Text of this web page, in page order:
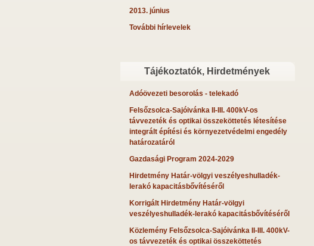
2013. június
További hírlevelek
Tájékoztatók, Hirdetmények
Adóövezeti besorolás - telekadó
Felsőzsolca-Sajóivánka II-III. 400kV-os
távvezeték és optikai összeköttetés létesítése
integrált építési és környezetvédelmi engedély
határozatáról
Gazdasági Program 2024-2029
Hirdetmény Határ-völgyi veszélyeshulladék-
lerakó kapacitásbővítéséről
Korrigált Hirdetmény Határ-völgyi
veszélyeshulladék-lerakó kapacitásbővítéséről
Közlemény Felsőzsolca-Sajóivánka II-III. 400kV-
os távvezeték és optikai összeköttetés